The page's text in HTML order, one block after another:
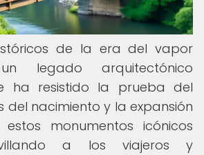
de la era del vapor
legado arquitectónico
ha resistido la prueba del
del nacimiento y la expansión
monumentos icónicos
a los viajeros y